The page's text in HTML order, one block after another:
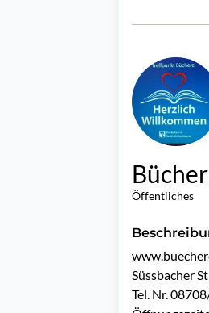
Öffentliches
Süssbacher
Tel. Nr.